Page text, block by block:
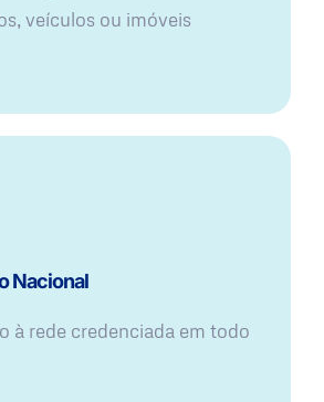
veículos ou imóveis
Nacional
à rede credenciada em todo